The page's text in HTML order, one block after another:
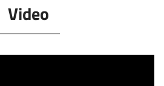
Video